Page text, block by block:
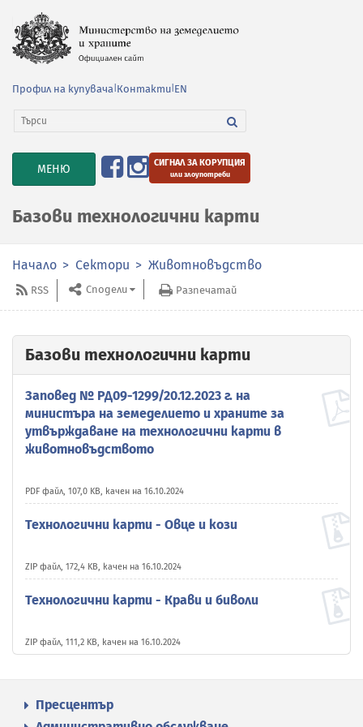
Профил на купувача Контакти EN
TOGGLE
NAVIGATION
МЕНЮ СИГНАЛ ЗА КОРУПЦИЯ
или злоупотреби
Базови технологични карти
Начало Сектори Животновъдство
RSS Сподели Разпечатай
Базови технологични карти
Заповед № РД09-1299/20.12.2023 г. на
министъра на земеделието и храните за
утвърждаване на технологични карти в
животновъдството
PDF файл, 107,0 KB, качен на 16.10.2024
Технологични карти - Овце и кози
ZIP файл, 172,4 KB, качен на 16.10.2024
Технологични карти - Крави и биволи
ZIP файл, 111,2 KB, качен на 16.10.2024
Пресцентър